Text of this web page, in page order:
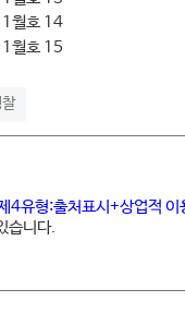
4유형:출처표시+상업적 이
습니다.